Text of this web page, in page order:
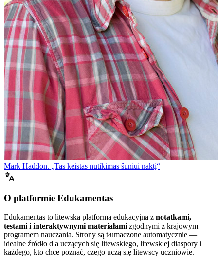
Mark Haddon. „Tas keistas nutikimas šuniui naktį“
O platformie Edukamentas
Edukamentas to litewska platforma edukacyjna z notatkami,
testami i interaktywnymi materiałami zgodnymi z krajowym
programem nauczania. Strony są tłumaczone automatycznie —
idealne źródło dla uczących się litewskiego, litewskiej diaspory i
każdego, kto chce poznać, czego uczą się litewscy uczniowie.